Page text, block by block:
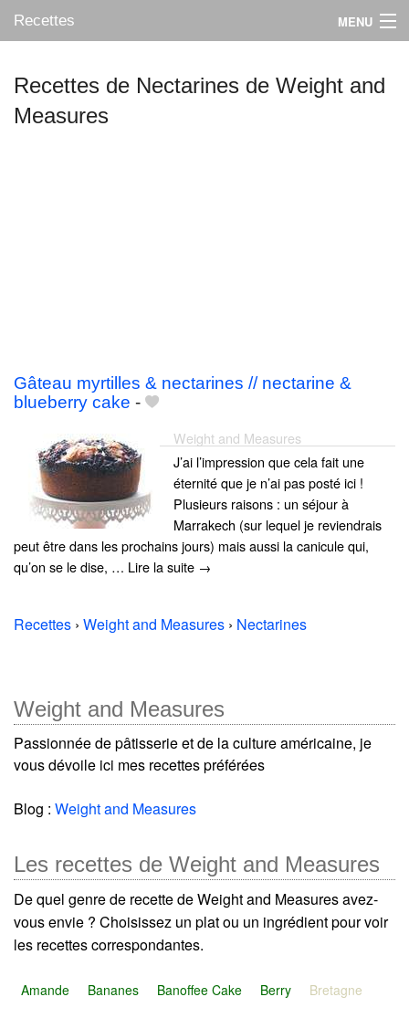
Recettes MENU
Mes blogs préférés
Recettes de Nectarines de Weight and
Measures
Gâteau myrtilles & nectarines // nectarine &
blueberry cake -
Weight and Measures
J’ai l’impression que cela fait une
éternité que je n’ai pas posté ici !
Plusieurs raisons : un séjour à
Marrakech (sur lequel je reviendrais
peut être dans les prochains jours) mais aussi la canicule qui,
qu’on se le dise, … Lire la suite →
Recettes › Weight and Measures › Nectarines
Weight and Measures
Passionnée de pâtisserie et de la culture américaine, je
vous dévoile ici mes recettes préférées
Blog : Weight and Measures
Les recettes de Weight and Measures
De quel genre de recette de Weight and Measures avez-
vous envie ? Choisissez un plat ou un ingrédient pour voir
les recettes correspondantes.
Amande Bananes Banoffee Cake Berry Bretagne